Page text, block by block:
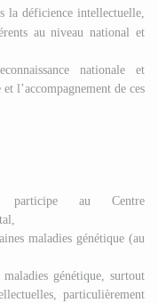
la déficience intellectuelle,
au niveau national et
nationale et
l’accompagnement de ces
participe au Centre
maladies génétique (au
génétique, surtout
particulièrement